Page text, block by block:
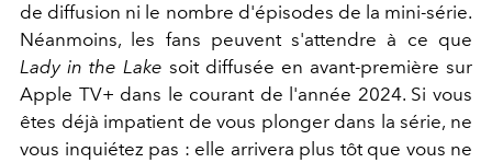
de diffusion ni le nombre d'épisodes de la mini-série.
Néanmoins, les fans peuvent s'attendre à ce que
Lady in the Lake soit diffusée en avant-première sur
Apple TV+ dans le courant de l'année 2024. Si vous
êtes déjà impatient de vous plonger dans la série, ne
vous inquiétez pas : elle arrivera plus tôt que vous ne